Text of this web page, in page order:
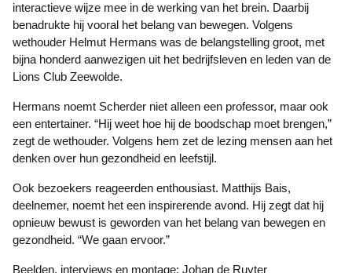
interactieve wijze mee in de werking van het brein. Daarbij
benadrukte hij vooral het belang van bewegen. Volgens
wethouder Helmut Hermans was de belangstelling groot, met
bijna honderd aanwezigen uit het bedrijfsleven en leden van de
Lions Club Zeewolde.
Hermans noemt Scherder niet alleen een professor, maar ook
een entertainer. “Hij weet hoe hij de boodschap moet brengen,”
zegt de wethouder. Volgens hem zet de lezing mensen aan het
denken over hun gezondheid en leefstijl.
Ook bezoekers reageerden enthousiast. Matthijs Bais,
deelnemer, noemt het een inspirerende avond. Hij zegt dat hij
opnieuw bewust is geworden van het belang van bewegen en
gezondheid. “We gaan ervoor.”
Beelden, interviews en montage: Johan de Ruyter